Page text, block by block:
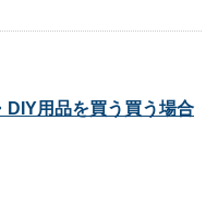
DIY用品を買う買う場合